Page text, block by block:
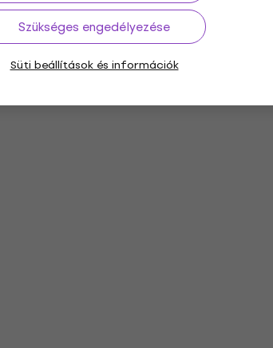
Szükséges engedélyezése
Süti beállítások és információk